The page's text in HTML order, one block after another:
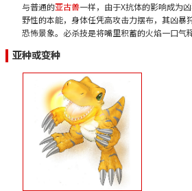
与普通的亚古兽一样，由于X抗体的影响成为
野性的本能，身体任凭高攻击力摆布，其凶暴
恐怖景象。必杀技是将嘴里积蓄的火焰一口气
亚种或变种